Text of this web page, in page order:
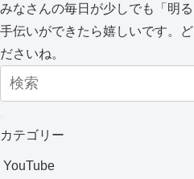
みなさんの毎日が少しでも「明
手伝いができたら嬉しいです。
ださいね。
カテゴリー
YouTube